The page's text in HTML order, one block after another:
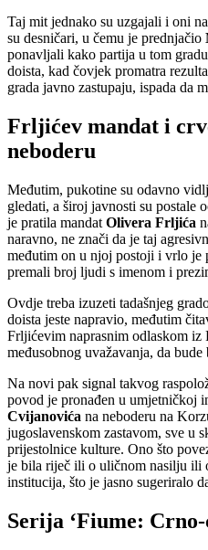
Taj mit jednako su uzgajali i oni
su desničari, u čemu je prednjačio
ponavljali kako partija u tom
doista, kad čovjek promatra
grada javno zastupaju, ispada da
Frljićev mandat i
neboderu
Međutim, pukotine su odavno
gledati, a široj javnosti su postale
je pratila mandat Olivera Frljića
naravno, ne znači da je taj
međutim on u njoj postoji i vrlo je
premali broj ljudi s imenom i
Ovdje treba izuzeti tadašnjeg
doista jeste napravio, međutim
Frljićevim naprasnim odlaskom
međusobnog uvažavanja, da
Na novi pak signal takvog
povod je pronađen u umjetničkoj
Cvijanovića na neboderu na
jugoslavenskom zastavom, sve u
prijestolnice kulture. Ono što
je bila riječ ili o uličnom nasilju ili
institucija, što je jasno sugeriralo
Serija ‘Fiume: